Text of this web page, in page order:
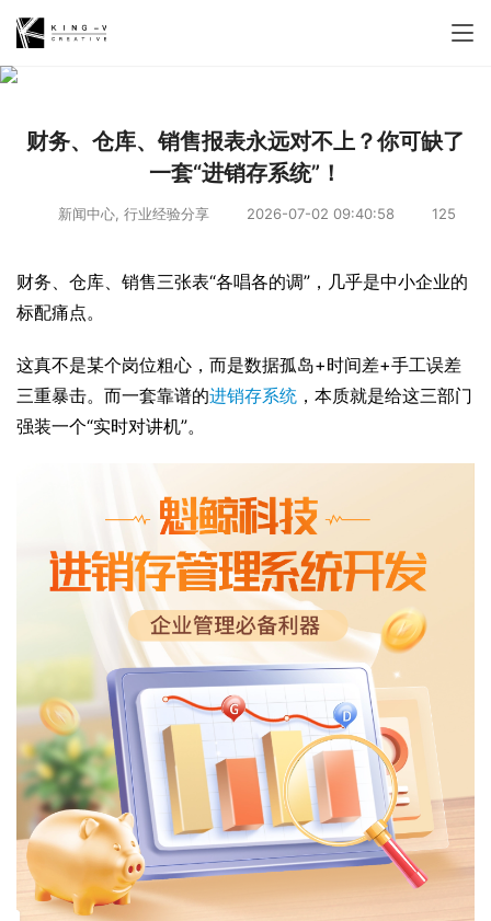
财务、仓库、销售报表永远对不上？你可缺了
一套“进销存系统”！
新闻中心, 行业经验分享 2026-07-02 09:40:58 125
财务、仓库、销售三张表“各唱各的调”，几乎是中小企业的
标配痛点。
这真不是某个岗位粗心，而是数据孤岛+时间差+手工误差
三重暴击。而一套靠谱的进销存系统 ，本质就是给这三部门
强装一个“实时对讲机”。